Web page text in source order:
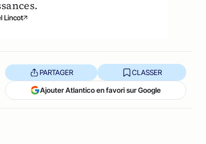
Lincot
PARTAGER CLASSER
Ajouter Atlantico en favori sur Google